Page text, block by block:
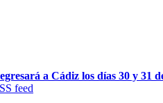
a Cádiz los días 30 y 31